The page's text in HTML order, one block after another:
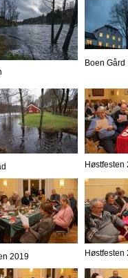
Boen Gård
Høstfesten
2019 Høstfesten